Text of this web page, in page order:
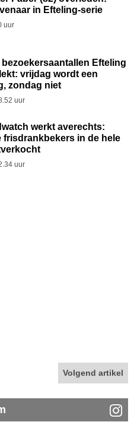
in Efteling-serie
uur
Efteling
vrijdag wordt een
zondag niet
uur
werkt averechts:
frisdrankbekers in de hele
uur
Volgend artikel